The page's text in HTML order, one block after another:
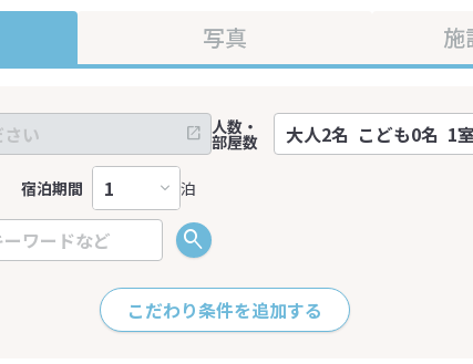
写真 施
宿泊期間 泊
人数・
部屋数
こだわり条件を追加する